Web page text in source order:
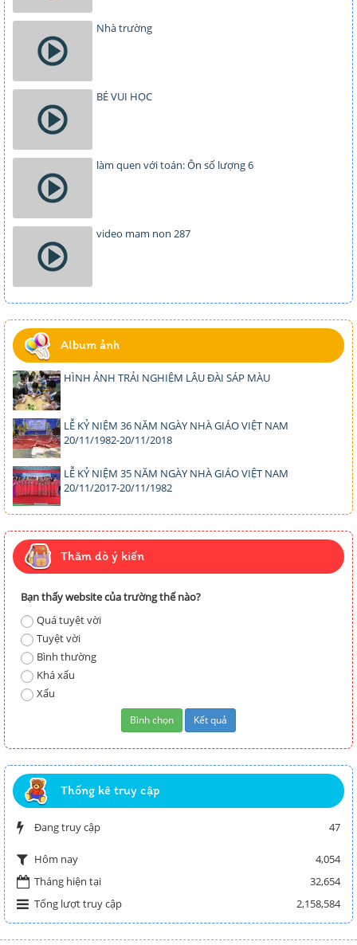
Nhà trường
BÉ VUI HỌC
làm quen với toán: Ôn số lượng 6
video mam non 287
Album ảnh
HÌNH ẢNH TRẢI NGHIỆM LÂU ĐÀI SÁP MÀU
LỄ KỶ NIỆM 36 NĂM NGÀY NHÀ GIÁO VIỆT NAM
20/11/1982-20/11/2018
LỄ KỶ NIỆM 35 NĂM NGÀY NHÀ GIÁO VIỆT NAM
20/11/2017-20/11/1982
Thăm dò ý kiến
Bạn thấy website của trường thế nào?
Quá tuyệt vời
Tuyệt vời
Bình thường
Khá xấu
Xấu
Thống kê truy cập
Đang truy cập 47
Hôm nay
4,054
Tháng hiện tại
32,654
Tổng lượt truy cập
2,158,584